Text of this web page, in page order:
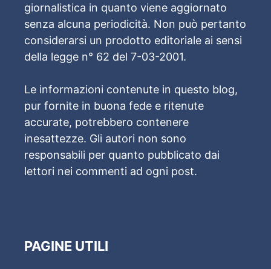
giornalistica in quanto viene aggiornato
senza alcuna periodicità. Non può pertanto
considerarsi un prodotto editoriale ai sensi
della legge n° 62 del 7-03-2001.
Le informazioni contenute in questo blog,
pur fornite in buona fede e ritenute
accurate, potrebbero contenere
inesattezze. Gli autori non sono
responsabili per quanto pubblicato dai
lettori nei commenti ad ogni post.
PAGINE UTILI